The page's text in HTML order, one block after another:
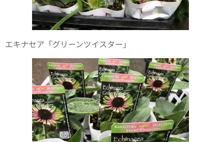
エキナセア「グリーンツイスター」